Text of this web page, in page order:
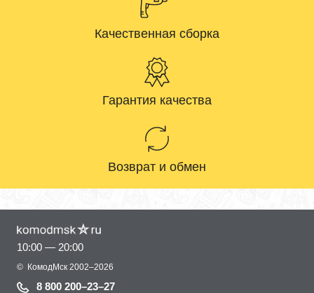
Качественная сборка
Гарантия качества
Возврат и обмен
10:00 — 20:00
© КомодМск 2002–2026
8 800 200–23–27